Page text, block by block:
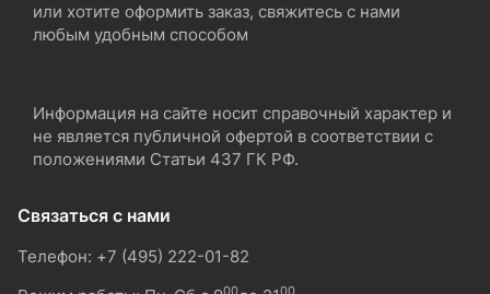
или хотите оформить заказ, свяжитесь с нами
любым удобным способом
Информация на сайте носит справочный характер и
не является публичной офертой в соответствии с
положениями Статьи 437 ГК РФ.
Связаться с нами
Телефон: +7 (495) 222-01-82